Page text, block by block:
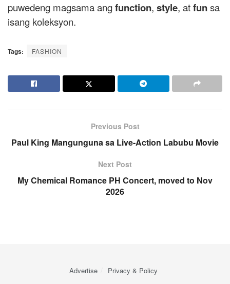
puwedeng magsama angfunction, style, atfunsa
isang koleksyon.
Tags: FASHION
Previous Post
Paul King Mangunguna sa Live-Action Labubu Movie
Next Post
My Chemical Romance PH Concert, moved to Nov
2026
Advertise Privacy & Policy